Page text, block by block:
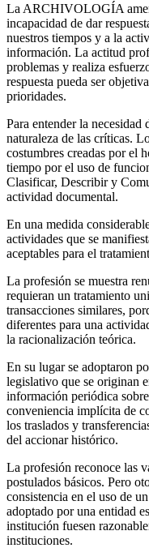
La ARCHIVOLOGÍA
incapacidad de dar
nuestros tiempos y a la
información. La actitud
problemas y realiza
respuesta pueda ser
priori­dades.
Para entender la necesidad
natu­raleza de las críticas.
costumbres creadas por el
tiempo por el uso de
Clasificar, Describir y
actividad documental.
En una medida
actividades que se
aceptables para el
La profesión se muestra
requieran un tratamiento
transacciones similares,
diferentes para una
la racionalización teórica.
En su lugar se adoptaron
legislativo que se originan
información periódica
conveniencia implícita de
los traslados y
del accionar histórico.
La profesión reconoce las
postulados básicos. Pero
consistencia en el uso de
adoptado por una entidad
institución fuesen
instituciones.